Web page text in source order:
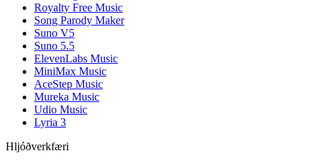
Royalty Free Music
Song Parody Maker
Suno V5
Suno 5.5
ElevenLabs Music
MiniMax Music
AceStep Music
Mureka Music
Udio Music
Lyria 3
Hljóðverkfæri